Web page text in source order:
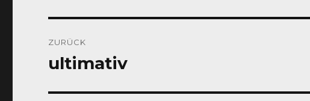
ZURÜCK
Vorheriger
ultimativ